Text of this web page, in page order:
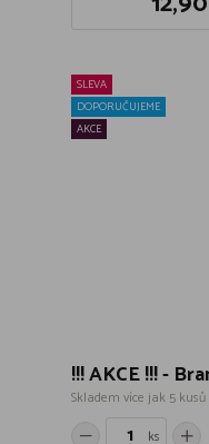
SLEVA
DOPORUČUJEME
AKCE
!!! AKCE !!! -
Skladem více jak 5 kusů
ks